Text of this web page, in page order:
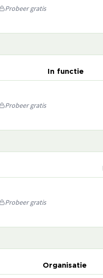
Probeer gratis
In functie
Probeer gratis
Probeer gratis
Organisatie